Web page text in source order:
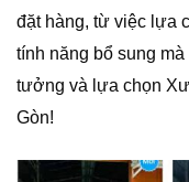
đặt hàng, từ việc lựa
tính năng bổ sung
tưởng và lựa chọn
Gòn!